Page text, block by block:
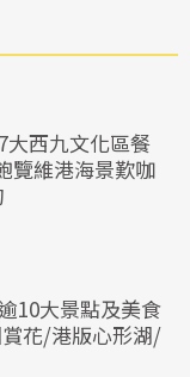
大西九文化區餐
覽維港海景歎咖
10大景點及美食
花/港版心形湖/